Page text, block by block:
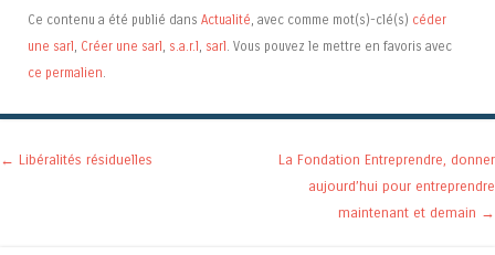
Ce contenu a été publié dans Actualité, avec comme mot(s)-clé(s) céder
une sarl , Créer une sarl , s.a.r.l , sarl . Vous pouvez le mettre en favoris avec
ce permalien.
Navigation des articles
← Libéralités résiduelles
La Fondation Entreprendre, donner
aujourd’hui pour entreprendre
maintenant et demain →